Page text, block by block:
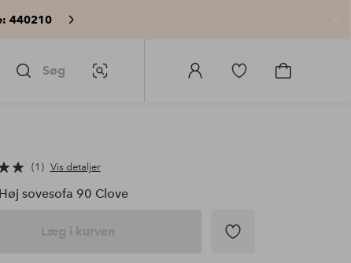
440210
Søg Billedsøgning
Log
Gå
Gå
1 Vis detaljer
Høj sovesofa 90 Clove
Læg i kurven